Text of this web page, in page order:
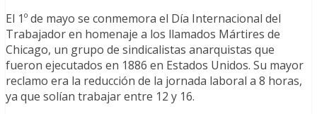
El 1º de mayo se conmemora el Día Internacional del
Trabajador en homenaje a los llamados Mártires de
Chicago, un grupo de sindicalistas anarquistas que
fueron ejecutados en 1886 en Estados Unidos. Su mayor
reclamo era la reducción de la jornada laboral a 8 horas,
ya que solían trabajar entre 12 y 16.